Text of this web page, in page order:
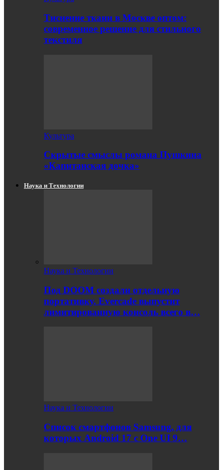
Тиснение ткани в Москве оптом:
современное решение для стильного
текстиля
Культура
Скрытые смыслы романа Пушкина
«Капитанская дочка»
Наука и Технологии
Наука и Технологии
Под DOOM создали отдельную
портативку. Evercade выпустит
лимитированную консоль всего в…
Наука и Технологии
Список смартфонов Samsung, для
которых Android 17 с One UI 9…